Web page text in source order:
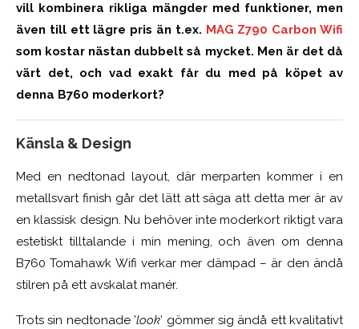
vill kombinera rikliga mängder med funktioner, men
även till ett lägre pris än t.ex. MAG Z790 Carbon Wifi
som kostar nästan dubbelt så mycket. Men är det då
värt det, och vad exakt får du med på köpet av
denna B760 moderkort?
Känsla & Design
Med en nedtonad layout, där merparten kommer i en
metallsvart finish går det lätt att säga att detta mer är av
en klassisk design. Nu behöver inte moderkort riktigt vara
estetiskt tilltalande i min mening, och även om denna
B760 Tomahawk Wifi verkar mer dämpad – är den ändå
stilren på ett avskalat manér.
Trots sin nedtonade ’look’ gömmer sig ändå ett kvalitativt